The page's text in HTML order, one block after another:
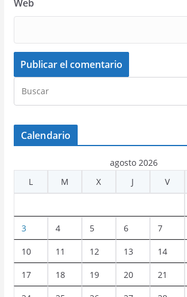
Web
Calendario
agosto 2026
L
M X J V
3 4 5 6 7
10 11 12 13 14
17 18 19 20 21